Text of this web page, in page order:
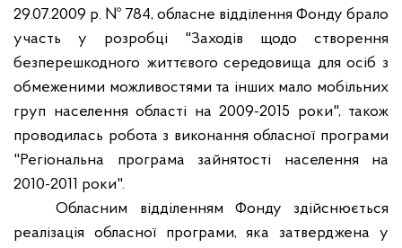
29.07.2009 р. № 784, обласне відділення Фонду брало
участь у розробці "Заходів щодо створення
безперешкодного життєвого середовища для осіб з
обмеженими можливостями та інших мало мобільних
груп населення області на 2009-2015 роки", також
проводилась робота з виконання обласної програми
"Регіональна програма зайнятості населення на
2010-2011 роки".
Обласним відділенням Фонду здійснюється
реалізація обласної програми, яка затверджена у